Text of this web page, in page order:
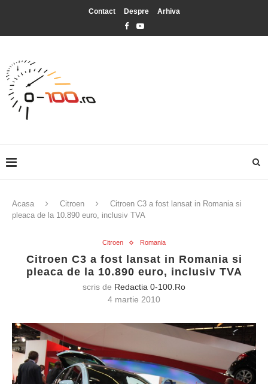
Contact Despre Arhiva
Acasa Citroen
Citroen C3 a fost lansat in Romania si
pleaca de la 10.890 euro, inclusiv TVA
Citroen Romania
Citroen C3 a fost lansat in Romania si
pleaca de la 10.890 euro, inclusiv TVA
scris de Redactia 0-100.ro
4 martie 2010